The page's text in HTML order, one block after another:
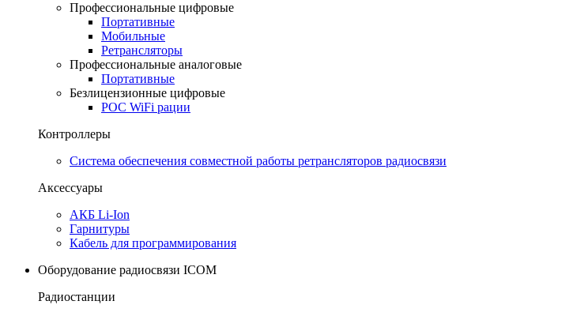
Профессиональные цифровые
Портативные
Мобильные
Ретрансляторы
Профессиональные аналоговые
Портативные
Безлицензионные цифровые
POC WiFi рации
Контроллеры
Система обеспечения совместной работы ретрансляторов радиосвязи
Аксессуары
АКБ Li-Ion
Гарнитуры
Кабель для программирования
Оборудование радиосвязи ICOM
Радиостанции